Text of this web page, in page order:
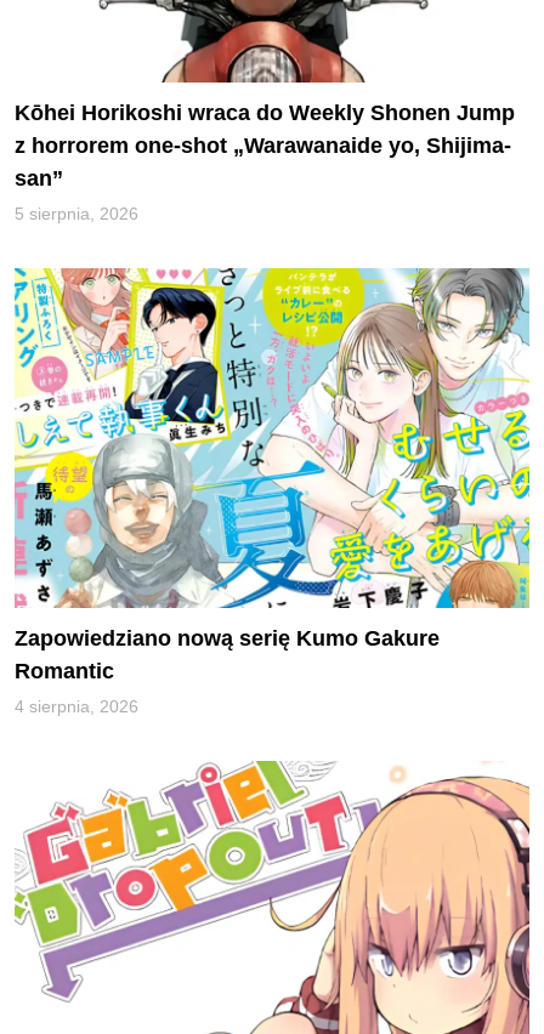
Kōhei Horikoshi wraca do Weekly Shonen Jump
z horrorem one-shot „Warawanaide yo, Shijima-
san”
5 sierpnia, 2026
Zapowiedziano nową serię Kumo Gakure
Romantic
4 sierpnia, 2026